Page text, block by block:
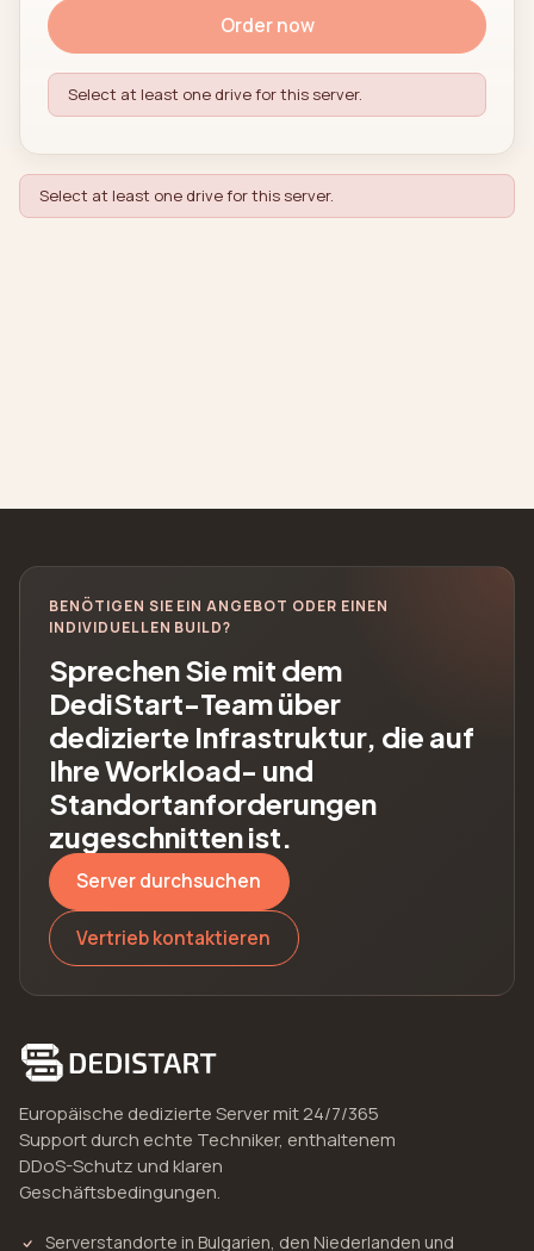
Order now
Select at least one drive for this server.
Select at least one drive for this server.
BENÖTIGEN SIE EIN ANGEBOT ODER EINEN
INDIVIDUELLEN BUILD?
Sprechen Sie mit dem
DediStart-Team über
dedizierte Infrastruktur, die auf
Ihre Workload- und
Standortanforderungen
zugeschnitten ist.
Server durchsuchen
Vertrieb kontaktieren
Europäische dedizierte Server mit 24/7/365
Support durch echte Techniker, enthaltenem
DDoS-Schutz und klaren
Geschäftsbedingungen.
Serverstandorte in Bulgarien, den Niederlanden und